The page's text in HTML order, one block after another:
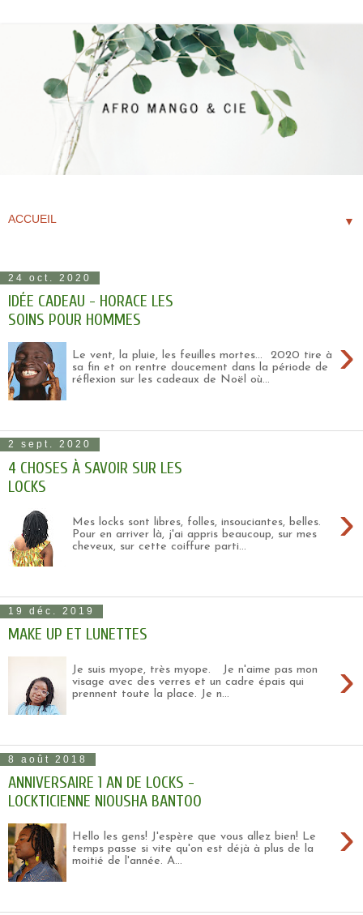
▼
24 oct. 2020
IDÉE CADEAU - HORACE LES
SOINS POUR HOMMES
›
Le vent, la pluie, les feuilles mortes... 2020 tire à
sa fin et on rentre doucement dans la période de
réflexion sur les cadeaux de Noël où...
2 sept. 2020
4 CHOSES À SAVOIR SUR LES
LOCKS
›
Mes locks sont libres, folles, insouciantes, belles.
Pour en arriver là, j'ai appris beaucoup, sur mes
cheveux, sur cette coiffure parti...
19 déc. 2019
MAKE UP ET LUNETTES
›
Je suis myope, très myope. Je n'aime pas mon
visage avec des verres et un cadre épais qui
prennent toute la place. Je n...
8 août 2018
ANNIVERSAIRE 1 AN DE LOCKS -
LOCKTICIENNE NIOUSHA BANTOO
›
Hello les gens! J'espère que vous allez bien! Le
temps passe si vite qu'on est déjà à plus de la
moitié de l'année. A...